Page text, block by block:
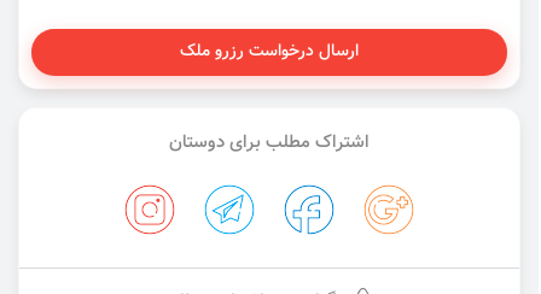
ارسال درخواست رزرو ملک
اشتراک مطلب برای دوستان